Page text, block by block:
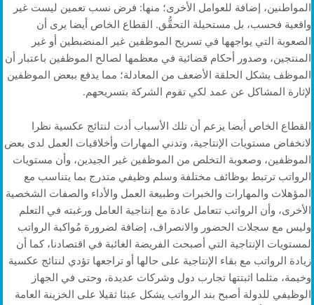
المواطنين، إضافة للعوامل الأخرى؛ منها: فرض نسب تعمين ليست غير
واقعية فحسب، بل مستحيلة التحقُّق. القطاع الخاص أيضا يرى أن
الصعوبة التي يواجهها في تسريح الموظفين غير المنضبطين أو غير
المنتجين، وصدور أحكام قضائية في معظمها لصالح الموظفين باعتبار أن
الموظف يشكل الحلقة الأضعف من المعادلة؛ مما يدفع ببعض الموظفين
لإثارة المشاكل عن عمد لكي تقوم الشركة بتسريحهم.
القطاع الخاص أيضا يزعم أن تلك الأسباب أدت لنتائج عكسية نظرا
لانخفاض مستويات الإنتاجية، وتدني المهارات وأخلاقيات العمل لدى بعض
الموظفين، وصعوبة التخلص من الموظفين غير الجيدين، وأن مستويات
الرواتب ترتبط بوظائف مختلفة وسلم وظيفي متدرج بما يتناسب مع
المؤهلات والمهارات والخبرات وطبيعة العمل والأداء والصفات الشخصية
الأخرى، وأن الرواتب تتعامل عادة مع إنتاجية العامل ورغبته في التعلم
وليس مع سجلات الحضور والانصراف، إضافة لضرورة مُواكبة الرواتب
لمستويات الإنتاجية التي أصبحت الفريضة الغائبة في اقتصادنا، كما أن
زيادة الرواتب مع بقاء الإنتاجية على حالها أو تراجعها تؤدي لنتائج عكسية
وخيمة، مثلما اثبتتها تجارب دول وشركات عديدة، وحتى في الجهاز
الوظيفي للدولة أصبح بند الرواتب يشكل عبئا ثقيلا على الخزينة العامة